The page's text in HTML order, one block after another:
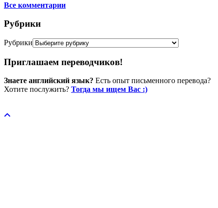
Все комментарии
Рубрики
Рубрики
Приглашаем переводчиков!
Знаете английский язык? Есть опыт письменного перевода?
Хотите послужить? Тогда мы ищем Вас :)